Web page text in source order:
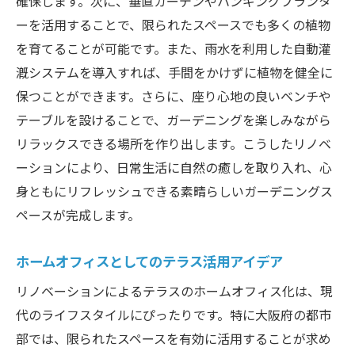
ーを活用することで、限られたスペースでも多くの植物
を育てることが可能です。また、雨水を利用した自動灌
漑システムを導入すれば、手間をかけずに植物を健全に
保つことができます。さらに、座り心地の良いベンチや
テーブルを設けることで、ガーデニングを楽しみながら
リラックスできる場所を作り出します。こうしたリノベ
ーションにより、日常生活に自然の癒しを取り入れ、心
身ともにリフレッシュできる素晴らしいガーデニングス
ペースが完成します。
ホームオフィスとしてのテラス活用アイデア
リノベーションによるテラスのホームオフィス化は、現
代のライフスタイルにぴったりです。特に大阪府の都市
部では、限られたスペースを有効に活用することが求め